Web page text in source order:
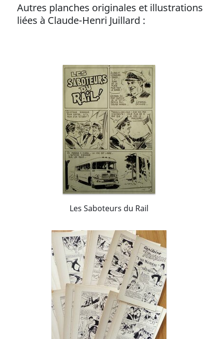
Autres planches originales et illustrations
liées à Claude-Henri Juillard :
Les Saboteurs du Rail